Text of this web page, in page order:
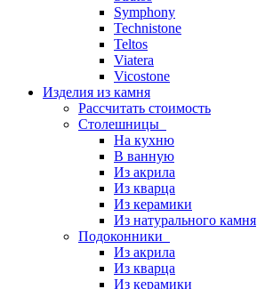
Symphony
Technistone
Teltos
Viatera
Vicostone
Изделия из камня
Рассчитать стоимость
Столешницы
На кухню
В ванную
Из акрила
Из кварца
Из керамики
Из натурального камня
Подоконники
Из акрила
Из кварца
Из керамики